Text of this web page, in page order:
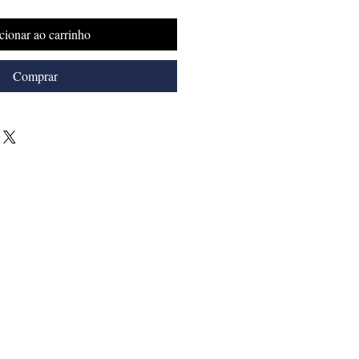
ao carrinho
Comprar